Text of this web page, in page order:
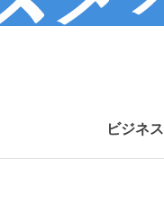
ビジネス